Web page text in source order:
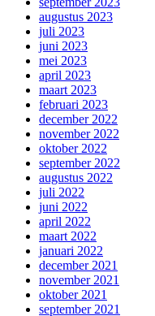
augustus 2023
juli 2023
juni 2023
mei 2023
april 2023
maart 2023
februari 2023
december 2022
november 2022
oktober 2022
september 2022
augustus 2022
juli 2022
juni 2022
april 2022
maart 2022
januari 2022
december 2021
november 2021
oktober 2021
september 2021